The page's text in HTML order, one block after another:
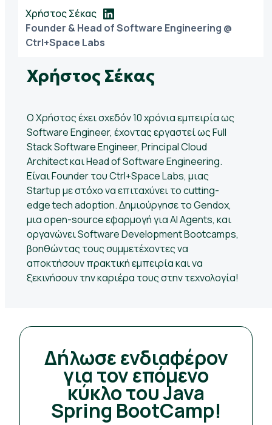
Χρήστος Σέκας
Founder & Head of Software Engineering @
Ctrl+Space Labs
Χρήστος Σέκας
Ο Χρήστος έχει σχεδόν 10 χρόνια εμπειρία ως
Software Engineer, έχοντας εργαστεί ως Full
Stack Software Engineer, Principal Cloud
Architect και Head of Software Engineering.
Είναι Founder του Ctrl+Space Labs, μιας
Startup με στόχο να επιταχύνει το cutting-
edge tech adoption. Δημιούργησε το Gendox,
μια open-source εφαρμογή για AI Agents, και
οργανώνει Software Development Bootcamps,
βοηθώντας τους συμμετέχοντες να
αποκτήσουν πρακτική εμπειρία και να
ξεκινήσουν την καριέρα τους στην τεχνολογία!
Δήλωσε ενδιαφέρον
για τον επόμενο
κύκλο του Java
Spring BootCamp!